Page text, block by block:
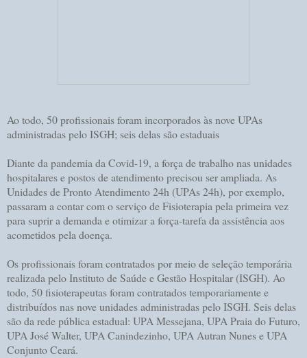
Ao todo, 50 profissionais foram incorporados às nove UPAs
administradas pelo ISGH; seis delas são estaduais
Diante da pandemia da Covid-19, a força de trabalho nas unidades
hospitalares e postos de atendimento precisou ser ampliada. As
Unidades de Pronto Atendimento 24h (UPAs 24h), por exemplo,
passaram a contar com o serviço de Fisioterapia pela primeira vez
para suprir a demanda e otimizar a força-tarefa da assistência aos
acometidos pela doença.
Os profissionais foram contratados por meio de seleção temporária
realizada pelo Instituto de Saúde e Gestão Hospitalar (ISGH). Ao
todo, 50 fisioterapeutas foram contratados temporariamente e
distribuídos nas nove unidades administradas pelo ISGH. Seis delas
são da rede pública estadual: UPA Messejana, UPA Praia do Futuro,
UPA José Walter, UPA Canindezinho, UPA Autran Nunes e UPA
Conjunto Ceará.